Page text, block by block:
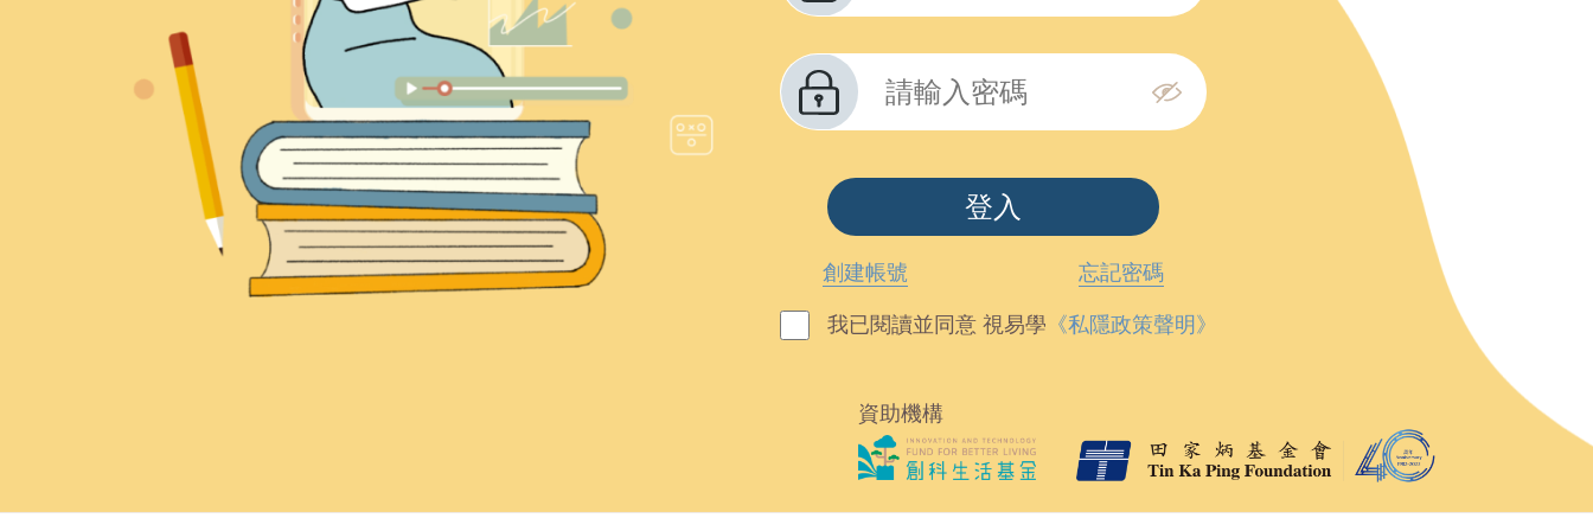
登入
創建帳號 忘記密碼
我已閱讀並同意 視易學 《私隱政策聲明》
資助機構